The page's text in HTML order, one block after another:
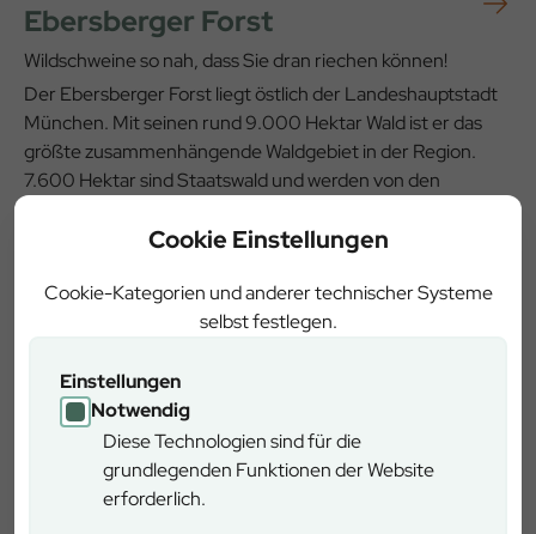
Cookie Einstellungen
Cookie-Kategorien und anderer technischer Systeme
selbst festlegen.
Einstellungen
Notwendig
Diese Technologien sind für die
grundlegenden Funktionen der Website
erforderlich.
Ebersberger Forst
Wildschweine so nah, dass Sie dran riechen können!
Der Ebersberger Forst liegt östlich der Landeshauptstadt
München. Mit seinen rund 9.000 Hektar Wald ist er das
größte zusammenhängende Waldgebiet in der Region.
7.600 Hektar sind Staatswald und werden von den
die städtische Bevölkerung ist er ein ideales
Wanderwegen.
Wasserburg
Skulpturenpfad im Ebersberger
Bis 2016 veranstalten der Forstbetrieb Wasserburg und die